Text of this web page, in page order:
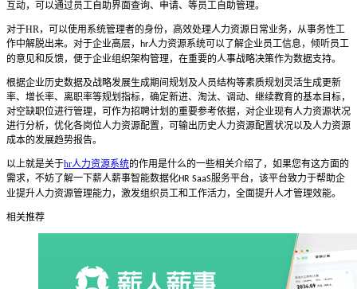
互动，可以通过员工自助界面查询、申请、等员工自助管理。
对于HR ，可以使用系统管理者的身份，高效处理人力资源日常业务，从事务性工
作中解脱出来。对于企业高层，
hr人力资源系统可以了解企业员工信息，倾听员工
的意见和反馈，便于企业组织架构管理，在重要的人事战略决策作为数据支持。
根据企业历史数据及战略发展生成期间规划及人员结构等素质规划灵活生成更新
率、增长率、离职率等规划指标，确定新进、淘汰、调动、继续教育的基本目标，
对空缺职位进行管理，可作为招聘计划的重要参考依据，对企业现有人力资源状况
进行分析，优化各岗位人力资源配置，可输出历史人力资源配置状况以及人力资源
成本的发展趋势报告。
以上就是关于hr人力资源系统的作用是什么的一些相关介绍了，如果您有这方面的
需求，不妨了解一下薪人薪事智能数据化HR SaaS服务平台，该平台致力于帮助企
业提升人力资源管理能力，激发组织员工和工作活力，全面提升人才管理效能。
相关推荐